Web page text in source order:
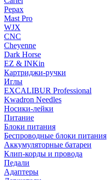
Pepax
Mast Pro
WJX
CNC
Cheyenne
Dark Horse
EZ & INKin
Картриджи-ручки
Иглы
EXCALIBUR Professional
Kwadron Needles
Носики-лейки
Питание
Блоки питания
Беспроводные блоки питания
Аккумуляторные батареи
Клип-корды и провода
Педали
Адаптеры